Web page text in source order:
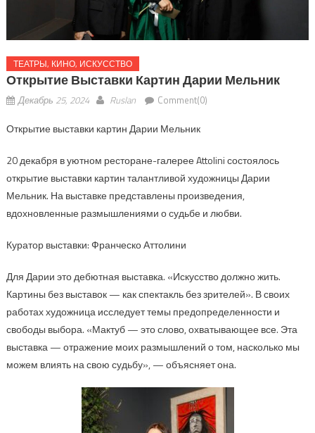
ТЕАТРЫ, КИНО, ИСКУССТВО
Открытие Выставки Картин Дарии Мельник
Декабрь 25, 2024 Ruslan Comment(0)
Открытие выставки картин Дарии Мельник
20 декабря в уютном ресторане-галерее Attolini состоялось
открытие выставки картин талантливой художницы Дарии
Мельник. На выставке представлены произведения,
вдохновленные размышлениями о судьбе и любви.
Куратор выставки: Франческо Аттолини
Для Дарии это дебютная выставка. «Искусство должно жить.
Картины без выставок — как спектакль без зрителей». В своих
работах художница исследует темы предопределенности и
свободы выбора. «Мактуб — это слово, охватывающее все. Эта
выставка — отражение моих размышлений о том, насколько мы
можем влиять на свою судьбу», — объясняет она.